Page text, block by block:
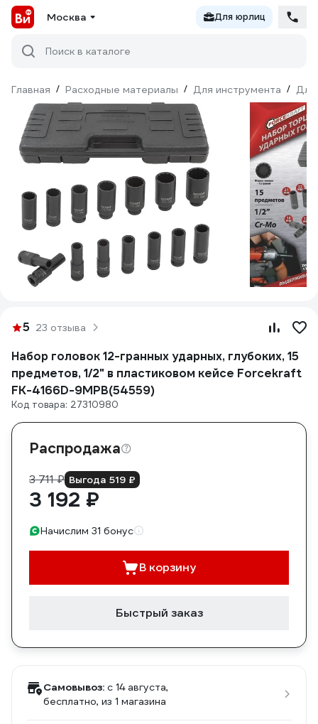
Москва Для юрлиц
Поиск в каталоге
Главная / Расходные материалы / Для инструмента / Для
5 23 отзыва
Набор головок 12-гранных ударных, глубоких, 15
предметов, 1/2" в пластиковом кейсе Forcekraft
FK-4166D-9MPB(54559)
Код товара: 27310980
Распродажа
3 711 ₽ Выгода 519 ₽
3 192 ₽
Начислим 31 бонус
В корзину
Быстрый заказ
Самовывоз: c 14 августа,
бесплатно, из 1 магазина